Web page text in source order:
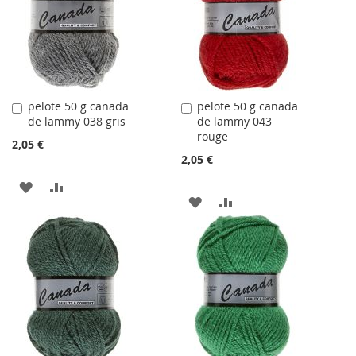
LISTE
D'ACHATS
D'ACHATS
pelote 50 g canada
de lammy 038 gris
2,05 €
Ajouter
au
panier
AJOUTER
LA
LISTE
D'ACHATS
COMPARATEUR
pelote 50 g canada
de lammy 043
rouge
2,05 €
Ajouter
au
panier
AJOUTER
À
LA
LISTE
D'ACHATS
AU
COMPARATEUR